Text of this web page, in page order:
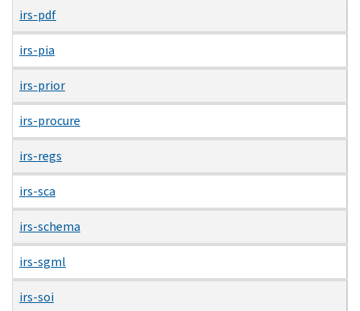
irs-pdf
irs-pia
irs-prior
irs-procure
irs-regs
irs-sca
irs-schema
irs-sgml
irs-soi